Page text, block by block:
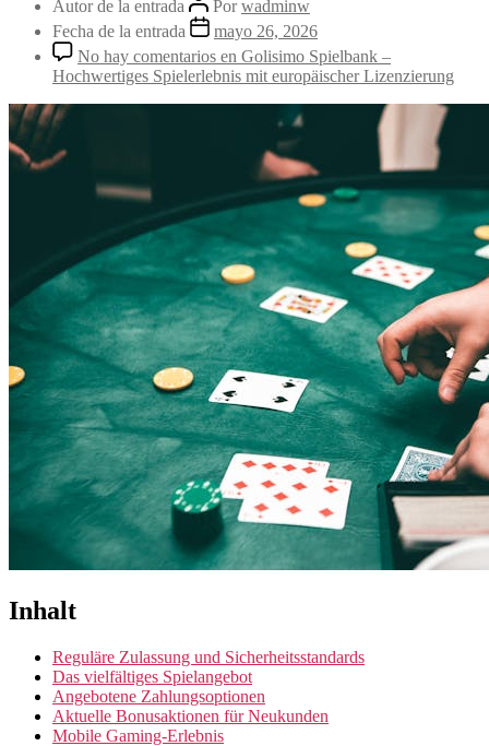
Autor de la entrada Porwadminw
Fecha de la entrada
mayo 26, 2026
No hay comentarios en Golisimo Spielbank –
Hochwertiges Spielerlebnis mit europäischer Lizenzierung
Inhalt
Reguläre Zulassung und Sicherheitsstandards
Das vielfältiges Spielangebot
Angebotene Zahlungsoptionen
Aktuelle Bonusaktionen für Neukunden
Mobile Gaming-Erlebnis